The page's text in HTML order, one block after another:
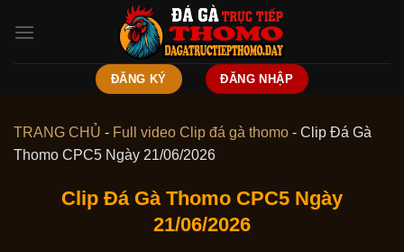
ĐĂNG KÝ ĐĂNG NHẬP
TRANG CHỦ - Full video Clip đá gà thomo - Clip Đá Gà
Thomo CPC5 Ngày 21/06/2026
Clip Đá Gà Thomo CPC5 Ngày
21/06/2026